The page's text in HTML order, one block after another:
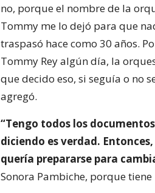
no, porque el nombre de la
Tommy me lo dejó para que
traspasó hace como 30 años.
Tommy Rey algún día, la
que decido eso, si seguía o no
agregó.
“Tengo todos los
diciendo es verdad.
quería prepararse para
Sonora Pambiche, porque